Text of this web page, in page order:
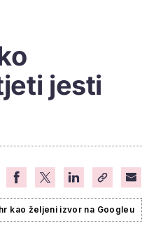
jesti
kao željeni izvor na Googleu